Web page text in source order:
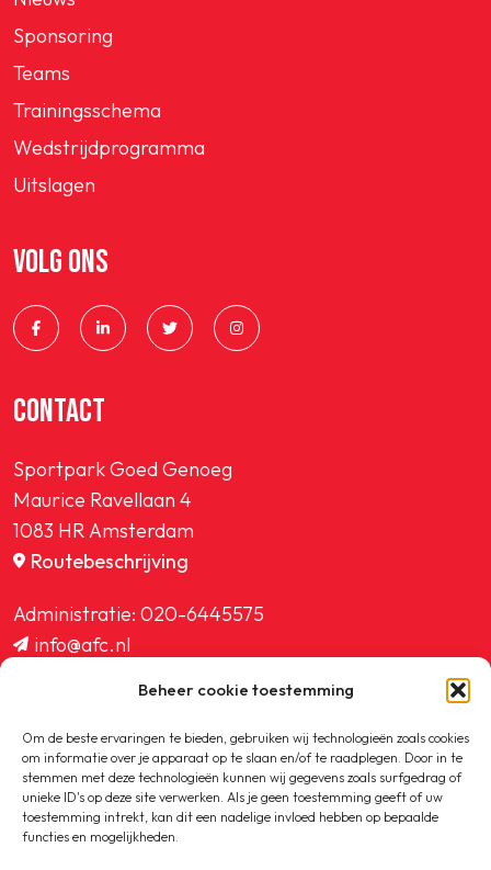
Beheer cookie toestemming
Om de beste ervaringen te bieden, gebruiken wij technologieën zoals cookies
om informatie over je apparaat op te slaan en/of te raadplegen. Door in te
stemmen met deze technologieën kunnen wij gegevens zoals surfgedrag of
unieke ID's op deze site verwerken. Als je geen toestemming geeft of uw
toestemming intrekt, kan dit een nadelige invloed hebben op bepaalde
functies en mogelijkheden.
Sponsoring
Teams
Trainingsschema
Wedstrijdprogramma
Uitslagen
VOLG ONS
CONTACT
Sportpark Goed Genoeg
Maurice Ravellaan 4
1083 HR Amsterdam
Routebeschrijving
Administratie: 020-6445575
info@afc.nl
ledenadministratie@afc.nl